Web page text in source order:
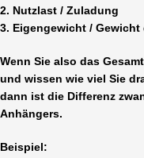
2. Nutzlast / Zuladung
3. Eigengewicht / Gewicht
Wenn Sie also das
und wissen wie viel Sie
dann ist die Differenz
Anhängers.
Beispiel: